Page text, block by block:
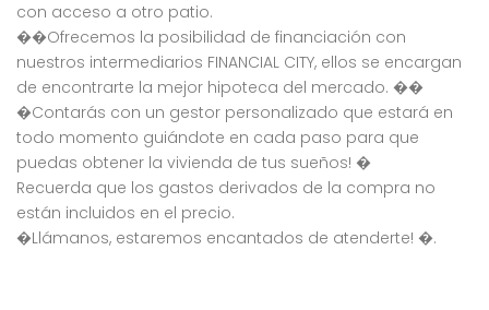
con acceso a otro patio.
��Ofrecemos la posibilidad de financiación con
nuestros intermediarios FINANCIAL CITY, ellos se encargan
de encontrarte la mejor hipoteca del mercado. ��
�Contarás con un gestor personalizado que estará en
todo momento guiándote en cada paso para que
puedas obtener la vivienda de tus sueños! �
Recuerda que los gastos derivados de la compra no
están incluidos en el precio.
�Llámanos, estaremos encantados de atenderte! �.